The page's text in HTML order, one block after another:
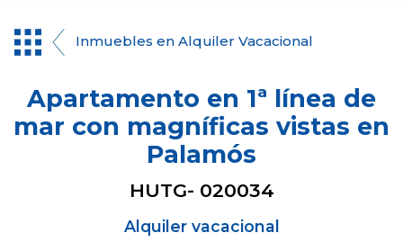
Inmuebles en Alquiler Vacacional
Apartamento en 1ª línea de
mar con magníficas vistas en
Palamós
HUTG- 020034
Alquiler vacacional